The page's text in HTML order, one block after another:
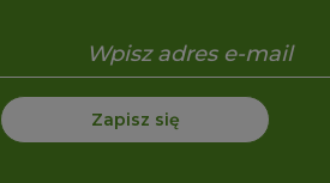
Zapisz się